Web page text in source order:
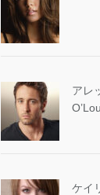
アレ
ケイ